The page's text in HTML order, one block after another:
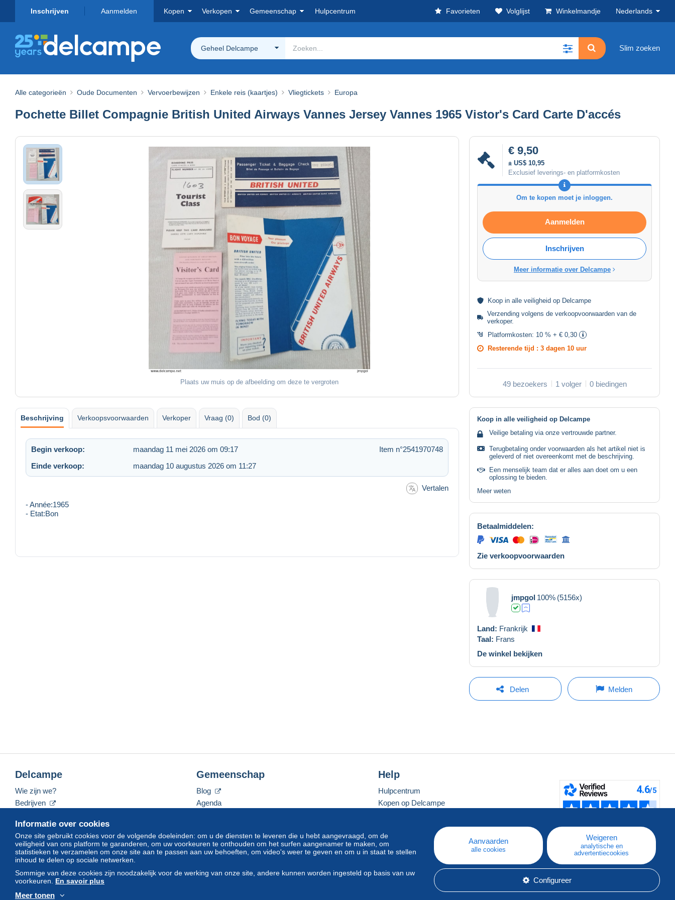
Inschrijven Aanmelden Kopen Verkopen Gemeenschap Hulpcentrum Favorieten Volglijst Winkelmandje Nederlands
Geheel Delcampe Slim zoeken
Alle categorieën Oude Documenten Vervoerbewijzen Enkele reis (kaartjes) Vliegtickets Europa
Pochette Billet Compagnie British United Airways Vannes Jersey Vannes 1965 Vistor's Card Carte D'accés
Plaats uw muis op de afbeelding om deze te vergroten
€ 9,50
± US$ 10,95
Exclusief leverings- en platformkosten
Om te kopen moet je inloggen.
Aanmelden
Inschrijven
Meer informatie over Delcampe
Koop in alle veiligheid op Delcampe
Verzending volgens deverkoopvoorwaarden van de
verkoper.
Platformkosten: 10 % + € 0,30
Resterende tijd : 3 dagen 10 uur
49 bezoekers 1 volger 0 biedingen
Beschrijving Verkoopsvoorwaarden Verkoper Vraag (0) Bod (0)
Begin verkoop: maandag 11 mei 2026 om 09:17
Item n°2541970748
Einde verkoop:
maandag 10 augustus 2026 om 11:27
Vertalen
- Année:1965
- Etat:Bon
Koop in alle veiligheid op Delcampe
Veilige betaling via onze vertrouwde partner.
Terugbetaling onder voorwaarden als het artikel niet is
geleverd of niet overeenkomt met de beschrijving.
Een menselijk team dat er alles aan doet om u een
oplossing te bieden.
Meer weten
Betaalmiddelen:
Zie verkoopvoorwaarden
jmpgol 100% (5156x)
Land: Frankrijk
Taal: Frans
De winkel bekijken
Delen Melden
Informatie over cookies
Onze site gebruikt cookies voor de volgende doeleinden: om u de diensten te leveren die u hebt aangevraagd, om de
veiligheid van ons platform te garanderen, om uw voorkeuren te onthouden om het surfen aangenamer te maken, om
statistieken te verzamelen om onze site aan te passen aan uw behoeften, om video's weer te geven en om u in staat te stellen
inhoud te delen op sociale netwerken.
Sommige van deze cookies zijn noodzakelijk voor de werking van onze site, andere kunnen worden ingesteld op basis van uw
voorkeuren. En savoir plus
Meer tonen
Aanvaarden
alle cookies
Weigeren
analytische en
advertentiecookies
Configureer
Delcampe
Wie zijn we?
Bedrijven
Neem contact met ons op
Gemeenschap
Blog
Agenda
Help
Hulpcentrum
Kopen op Delcampe
Een beveiligde website
© Delcampe International srl. Alle rechten voorbehouden.